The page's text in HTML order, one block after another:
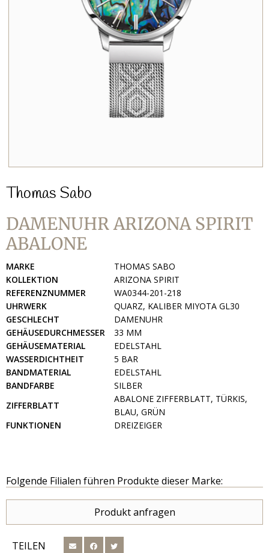
Thomas Sabo
DAMENUHR ARIZONA SPIRIT
ABALONE
MARKE
THOMAS SABO
KOLLEKTION
ARIZONA SPIRIT
REFERENZNUMMER
WA0344-201-218
UHRWERK
QUARZ, KALIBER MIYOTA GL30
GESCHLECHT
DAMENUHR
GEHÄUSEDURCHMESSER
33 MM
GEHÄUSEMATERIAL
EDELSTAHL
WASSERDICHTHEIT
5 BAR
BANDMATERIAL
EDELSTAHL
BANDFARBE
SILBER
ZIFFERBLATT
ABALONE ZIFFERBLATT, TÜRKIS,
BLAU, GRÜN
FUNKTIONEN
DREIZEIGER
Folgende Filialen führen Produkte dieser Marke:
Produkt anfragen
TEILEN